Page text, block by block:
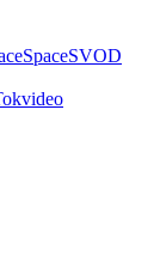
SpaceSVOD
video